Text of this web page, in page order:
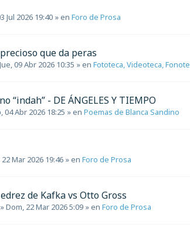
Jul 2026 19:40 » en Foro de Prosa
que da peras
Jue, 09 Abr 2026 10:35 » en Fototeca, Videoteca,
“indah” - DE ÁNGELES Y TIEMPO
04 Abr 2026 18:25 » en Poemas de Blanca Sandino
Mar 2026 19:46 » en Foro de Prosa
de Kafka vs Otto Gross
»Dom, 22 Mar 2026 5:09 » en Foro de Prosa